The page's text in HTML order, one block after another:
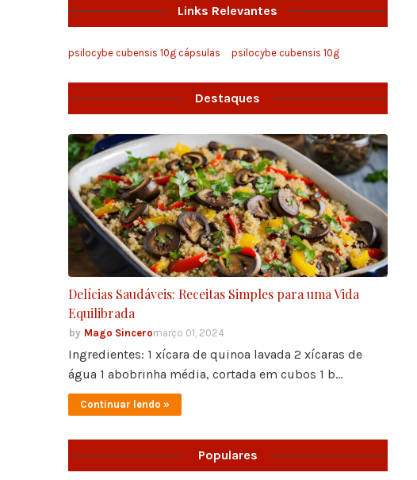
Links Relevantes
psilocybe cubensis 10g cápsulas psilocybe cubensis 10g
Destaques
Delícias Saudáveis: Receitas Simples para uma Vida
Equilibrada
Mago Sinceromarço 01, 2024
Ingredientes: 1 xícara de quinoa lavada 2 xícaras de
água 1 abobrinha média, cortada em cubos 1 b…
Continuar lendo »
Populares